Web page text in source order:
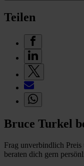
Teilen
Bruce Turkel
Frag unverbindlich
beraten dich gern